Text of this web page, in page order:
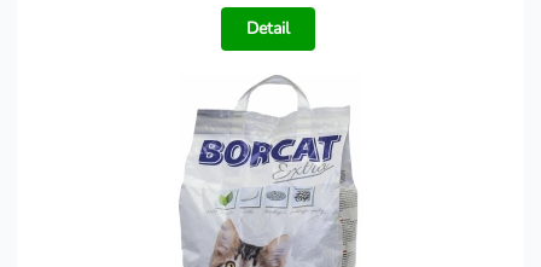
Detail